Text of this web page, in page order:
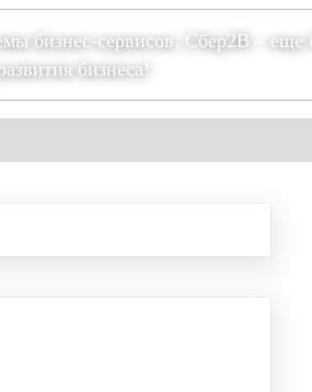
бизнес-сервисов. Сбер2В – еще
бизнеса!